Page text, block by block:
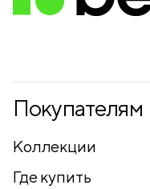
Покупателям
Коллекции
Где купить